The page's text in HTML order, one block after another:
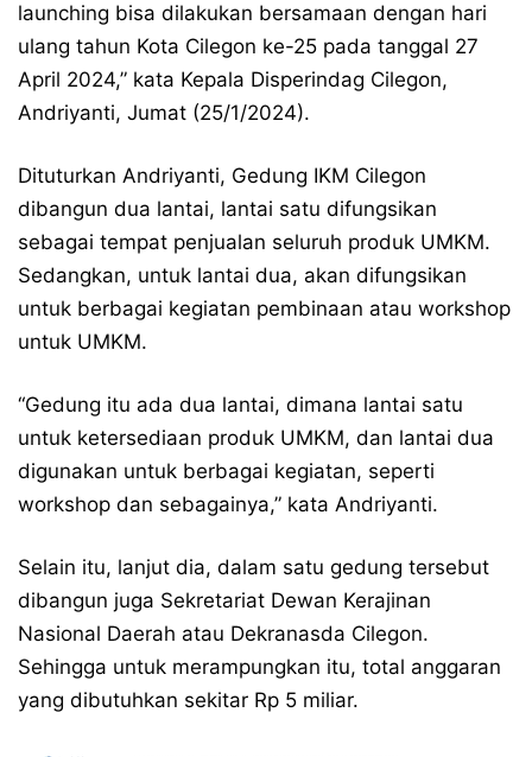
launching bisa dilakukan bersamaan dengan hari
ulang tahun Kota Cilegon ke-25 pada tanggal 27
April 2024,” kata Kepala Disperindag Cilegon,
Andriyanti, Jumat (25/1/2024).
Dituturkan Andriyanti, Gedung IKM Cilegon
dibangun dua lantai, lantai satu difungsikan
sebagai tempat penjualan seluruh produk UMKM.
Sedangkan, untuk lantai dua, akan difungsikan
untuk berbagai kegiatan pembinaan atau workshop
untuk UMKM.
“Gedung itu ada dua lantai, dimana lantai satu
untuk ketersediaan produk UMKM, dan lantai dua
digunakan untuk berbagai kegiatan, seperti
workshop dan sebagainya,” kata Andriyanti.
Selain itu, lanjut dia, dalam satu gedung tersebut
dibangun juga Sekretariat Dewan Kerajinan
Nasional Daerah atau Dekranasda Cilegon.
Sehingga untuk merampungkan itu, total anggaran
yang dibutuhkan sekitar Rp 5 miliar.